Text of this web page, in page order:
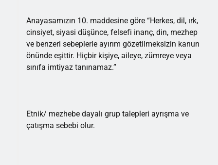
Anayasamızın 10. maddesine göre “Herkes, dil, ırk,
cinsiyet, siyasi düşünce, felsefi inanç, din, mezhep
ve benzeri sebeplerle ayırım gözetilmeksizin kanun
önünde eşittir. Hiçbir kişiye, aileye, zümreye veya
sınıfa imtiyaz tanınamaz.”
Etnik/ mezhebe dayalı grup talepleri ayrışma ve
çatışma sebebi olur.